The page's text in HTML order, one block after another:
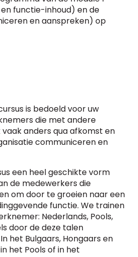
functie-inhoud) en de
en aanspreken) op
is bedoeld voor uw
die met andere
anders qua afkomst en
communiceren en
een heel geschikte vorm
de medewerkers die
om door te groeien naar een
functie. We trainen
Nederlands, Pools,
door de deze talen
het Bulgaars, Hongaars en
het Pools of in het